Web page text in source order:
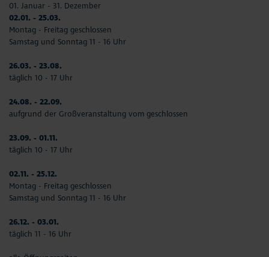
01. Januar - 31. Dezember
02.01. - 25.03.
Montag - Freitag geschlossen
Samstag und Sonntag 11 - 16 Uhr
26.03. - 23.08.
täglich 10 - 17 Uhr
24.08. - 22.09.
aufgrund der Großveranstaltung vom geschlossen
23.09. - 01.11.
täglich 10 - 17 Uhr
02.11. - 25.12.
Montag - Freitag geschlossen
Samstag und Sonntag 11 - 16 Uhr
26.12. - 03.01.
täglich 11 - 16 Uhr